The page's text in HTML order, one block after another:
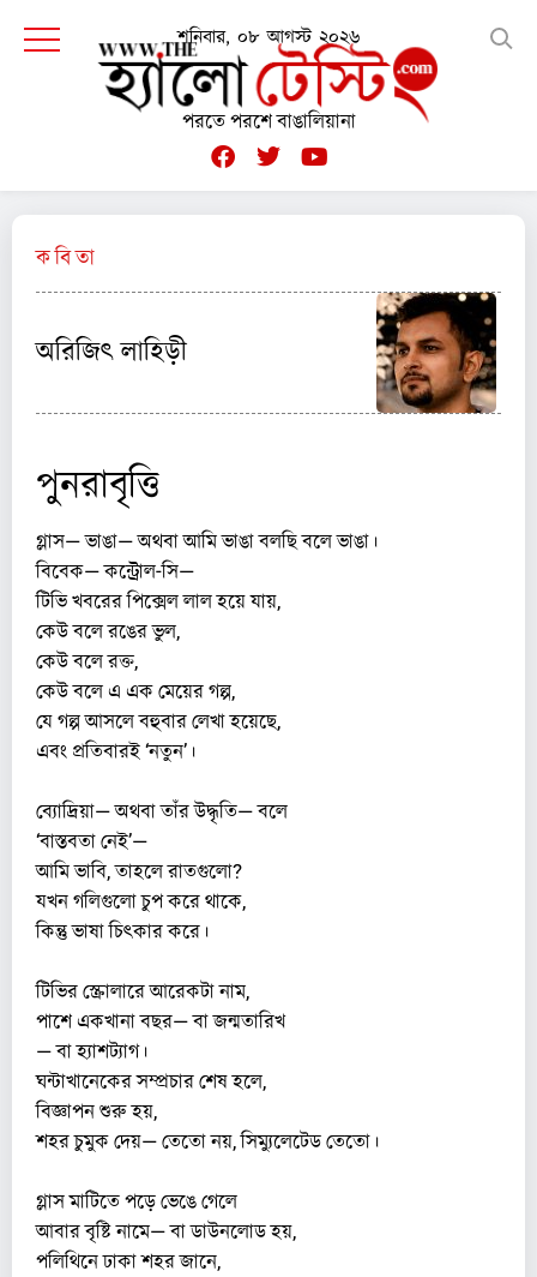
শনিবার, ০৮ আগস্ট ২০২৬
পরতে পরশে বাঙালিয়ানা
ক বি তা
অরিজিৎ লাহিড়ী
পুনরাবৃত্তি
গ্লাস— ভাঙা— অথবা আমি ভাঙা বলছি বলে ভাঙা।
বিবেক— কন্ট্রোল-সি—
টিভি খবরের পিক্সেল লাল হয়ে যায়,
কেউ বলে রঙের ভুল,
কেউ বলে রক্ত,
কেউ বলে এ এক মেয়ের গল্প,
যে গল্প আসলে বহুবার লেখা হয়েছে,
এবং প্রতিবারই ‘নতুন’।
ব্যোদ্রিয়া— অথবা তাঁর উদ্ধৃতি— বলে
‘বাস্তবতা নেই’—
আমি ভাবি, তাহলে রাতগুলো?
যখন গলিগুলো চুপ করে থাকে,
কিন্তু ভাষা চিৎকার করে।
টিভির স্ক্রোলারে আরেকটা নাম,
পাশে একখানা বছর— বা জন্মতারিখ
— বা হ্যাশট্যাগ।
ঘন্টাখানেকের সম্প্রচার শেষ হলে,
বিজ্ঞাপন শুরু হয়,
শহর চুমুক দেয়— তেতো নয়, সিম্যুলেটেড তেতো।
গ্লাস মাটিতে পড়ে ভেঙে গেলে
আবার বৃষ্টি নামে— বা ডাউনলোড হয়,
পলিথিনে ঢাকা শহর জানে,